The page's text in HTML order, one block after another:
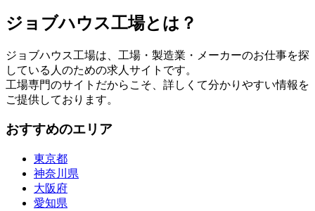
ジョブハウス工場とは？
ジョブハウス工場は、工場・製造業・メーカーのお仕事を探
している人のための求人サイトです。
工場専門のサイトだからこそ、詳しくて分かりやすい情報を
ご提供しております。
おすすめのエリア
東京都
神奈川県
大阪府
愛知県